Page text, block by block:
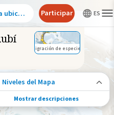
Migración de especies
Niveles del Mapa
de especies
Mostrar descripciones
ubicación Participar